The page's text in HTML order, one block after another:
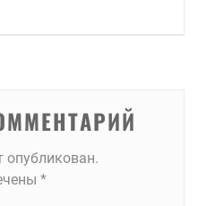
опубликован.
*